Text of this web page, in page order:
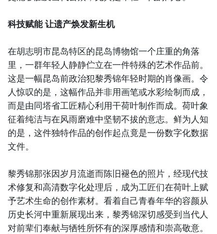
科技赋能 让遗产焕发新生机
在胡志明市昆岛特区的昆岛博物馆一个庄重的角落
里，一群年轻人静静伫立在一件特殊的艺术作品前。
这是一幅昆岛前政治犯黎秀锦年轻时期的肖像画。令
人惊叹的是，这幅作品并非用画笔或水彩绘制而成，
而是由同塔省工匠精心利用干荷叶制作而成。荷叶象
征着纯洁与在风雨磨难中坚韧不拔的意志。鲜为人知
的是，这件独特作品的创作起点竟是一份数字化数据
文件。
黎秀锦那张因岁月流逝而陈旧褪色的照片，经现代技
术修复和高清数字化处理后，成为工匠们在荷叶上赋
予艺术生命的创作素材。看着自己青春年华的容颜从
历史长河中重新展现出来，黎秀锦深切感受到当代人
对前辈们奉献与牺牲所怀有的深厚感情和崇高敬意。